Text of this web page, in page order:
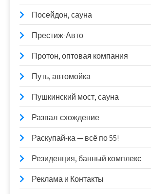
Посейдон, сауна
Престиж-Авто
Протон, оптовая компания
Путь, автомойка
Пушкинский мост, сауна
Развал-схождение
Раскупай-ка — всё по 55!
Резиденция, банный комплекс
Реклама и Контакты